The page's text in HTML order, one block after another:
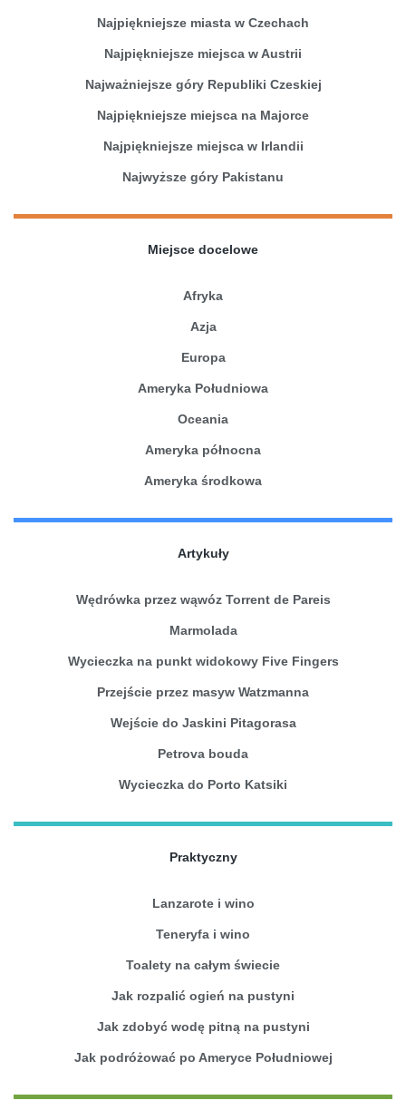
Najpiękniejsze miasta w Czechach
Najpiękniejsze miejsca w Austrii
Najważniejsze góry Republiki Czeskiej
Najpiękniejsze miejsca na Majorce
Najpiękniejsze miejsca w Irlandii
Najwyższe góry Pakistanu
Miejsce docelowe
Afryka
Azja
Europa
Ameryka Południowa
Oceania
Ameryka północna
Ameryka środkowa
Artykuły
Wędrówka przez wąwóz Torrent de Pareis
Marmolada
Wycieczka na punkt widokowy Five Fingers
Przejście przez masyw Watzmanna
Wejście do Jaskini Pitagorasa
Petrova bouda
Wycieczka do Porto Katsiki
Praktyczny
Lanzarote i wino
Teneryfa i wino
Toalety na całym świecie
Jak rozpalić ogień na pustyni
Jak zdobyć wodę pitną na pustyni
Jak podróżować po Ameryce Południowej